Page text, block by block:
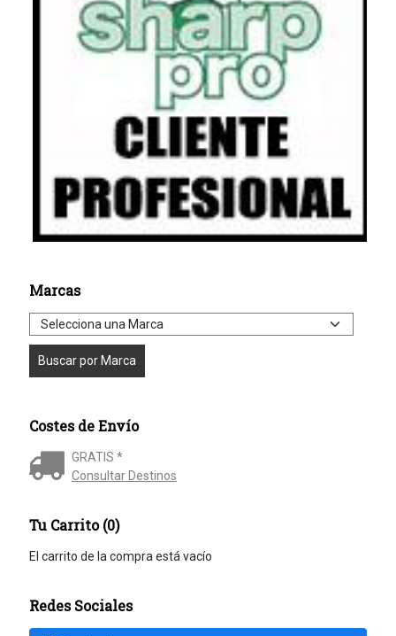
Marcas
Costes de Envío
GRATIS *
Consultar Destinos
Tu Carrito (0)
El carrito de la compra está vacío
Redes Sociales